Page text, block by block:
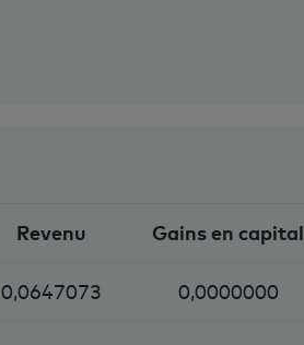
Revenu Gains en capital
0,0647073 0,0000000